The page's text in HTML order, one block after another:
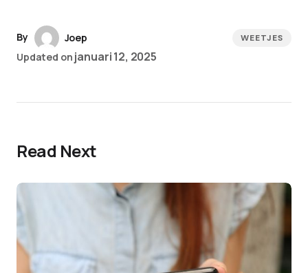
By
Joep
Updated on januari 12, 2025
WEETJES
Read Next